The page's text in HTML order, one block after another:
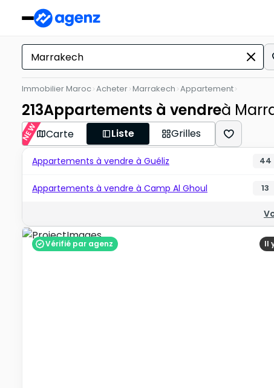
Immobilier Maroc Acheter Marrakech Appartement
213Appartements à vendreà
NEW Carte Liste Grilles
Appartements à vendre à Guéliz 44
Appartements à vendre à Camp Al Ghoul 13
Il
Vérifié par agenz